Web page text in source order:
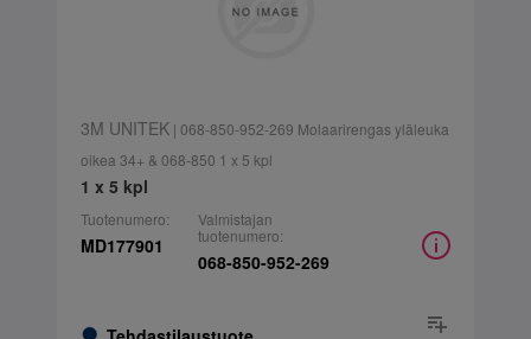
3M UNITEK| 068-850-952-269 Molaarirengas yläleuka
oikea 34+ & 068-850 1 x 5 kpl
1 x 5 kpl
Tuotenumero:
MD177901
Valmistajan
tuotenumero:
068-850-952-269